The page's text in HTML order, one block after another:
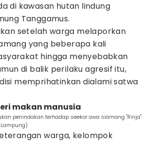
di kawasan hutan lindung
Tanggamus.
setelah warga melaporkan
yang beberapa kali
hingga menyebabkan
di balik perilaku agresif itu,
memprihatinkan dialami satwa
makan manusia
penindakan terhadap seekor owa siamang "Rinja".
Lampung).
warga, kelompok